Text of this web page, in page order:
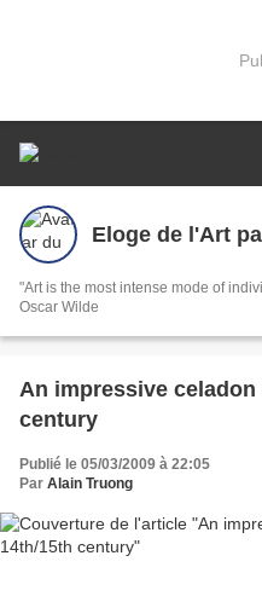
Eloge de l'Art
"Art is the most intense mode of
Oscar Wilde
An impressive
century
Publié le 05/03/2009 à 22:05
Par Alain Truong